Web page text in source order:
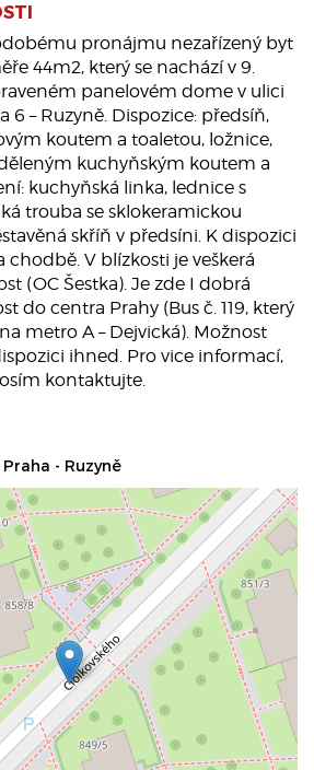
pronájmu nezařízený byt
44m2, který se nachází v 9.
panelovém dome v ulici
6 – Ruzyně. Dispozice: předsíň,
koutem a toaletou, ložnice,
kuchyňským koutem a
kuchyňská linka, lednice s
trouba se sklokeramickou
skříň v předsíni. K dispozici
V blízkosti je veškerá
(OC Šestka). Je zde I dobrá
do centra Prahy (Bus č. 119, který
metro A – Dejvická). Možnost
ihned. Pro vice informací,
kontaktujte.
- Ruzyně